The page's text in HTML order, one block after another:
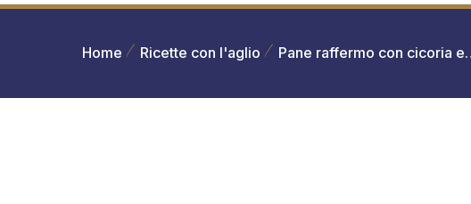
Home Ricette con l'aglio Pane raffermo con cicoria